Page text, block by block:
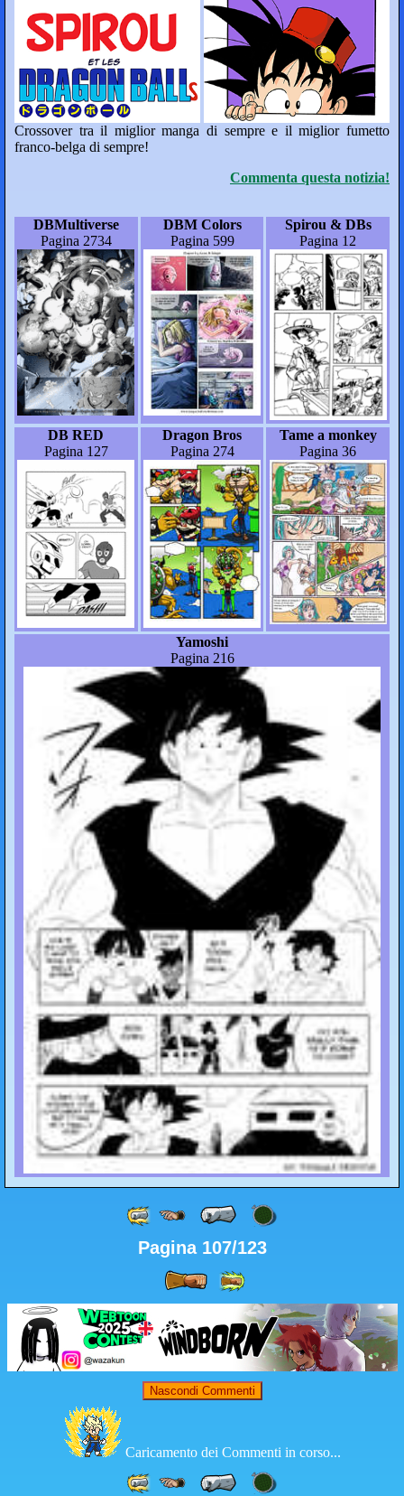
Crossover tra il miglior manga di sempre e il miglior fumetto
franco-belga di sempre!
Commenta questa notizia!
DBMultiverse
Pagina 2734
DBM Colors
Pagina 599
Spirou & DBs
Pagina 12
DB RED
Pagina 127
Dragon Bros
Pagina 274
Tame a monkey
Pagina 36
Yamoshi
Pagina 216
Pagina 107/123
Nascondi Commenti
Caricamento dei Commenti in corso...